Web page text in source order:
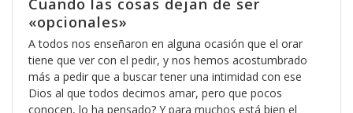
Cuando las cosas dejan de ser
«opcionales»
A todos nos enseñaron en alguna ocasión que el orar
tiene que ver con el pedir, y nos hemos acostumbrado
más a pedir que a buscar tener una intimidad con ese
Dios al que todos decimos amar, pero que pocos
conocen, lo ha pensado? Y para muchos está bien el